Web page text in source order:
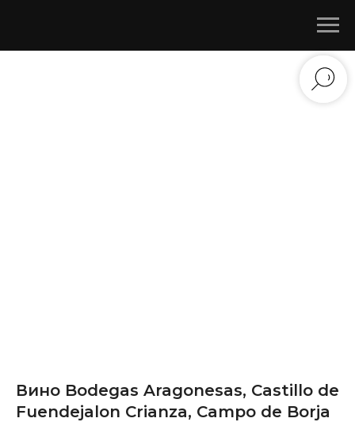
Вино Bodegas Aragonesas, Castillo de
Fuendejalon Crianza, Campo de Borja